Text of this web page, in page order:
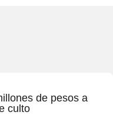
de pesos a
culto